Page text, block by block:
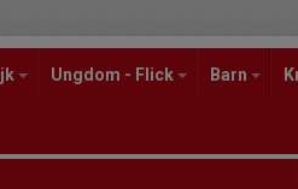
Ungdom - Flick Barn